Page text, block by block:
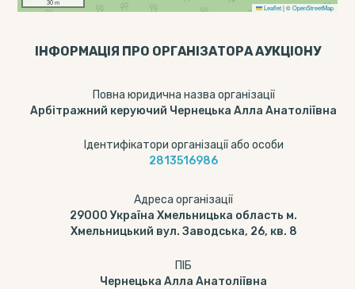
30 m
Leaflet |©OpenStreetMap
ІНФОРМАЦІЯ ПРО ОРГАНІЗАТОРА АУКЦІОНУ
Повна юридична назва організації
Арбітражний керуючий Чернецька Алла Анатоліївна
Ідентифікатори організації або особи
2813516986
Адреса організації
29000 Україна Хмельницька область м.
Хмельницький вул. Заводська, 26, кв. 8
ПІБ
Чернецька Алла Анатоліївна